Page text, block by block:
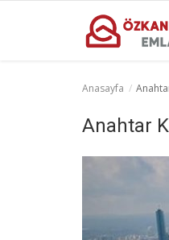
Ticari Merkezler
Anasayfa
Anahtar